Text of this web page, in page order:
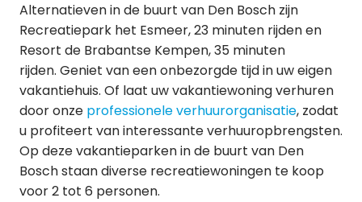
Alternatieven in de buurt van Den Bosch zijn
Recreatiepark het Esmeer, 23 minuten rijden en
Resort de Brabantse Kempen, 35 minuten
rijden. Geniet van een onbezorgde tijd in uw eigen
vakantiehuis. Of laat uw vakantiewoning verhuren
door onze professionele verhuurorganisatie, zodat
u profiteert van interessante verhuuropbrengsten.
Op deze vakantieparken in de buurt van Den
Bosch staan diverse recreatiewoningen te koop
voor 2 tot 6 personen.